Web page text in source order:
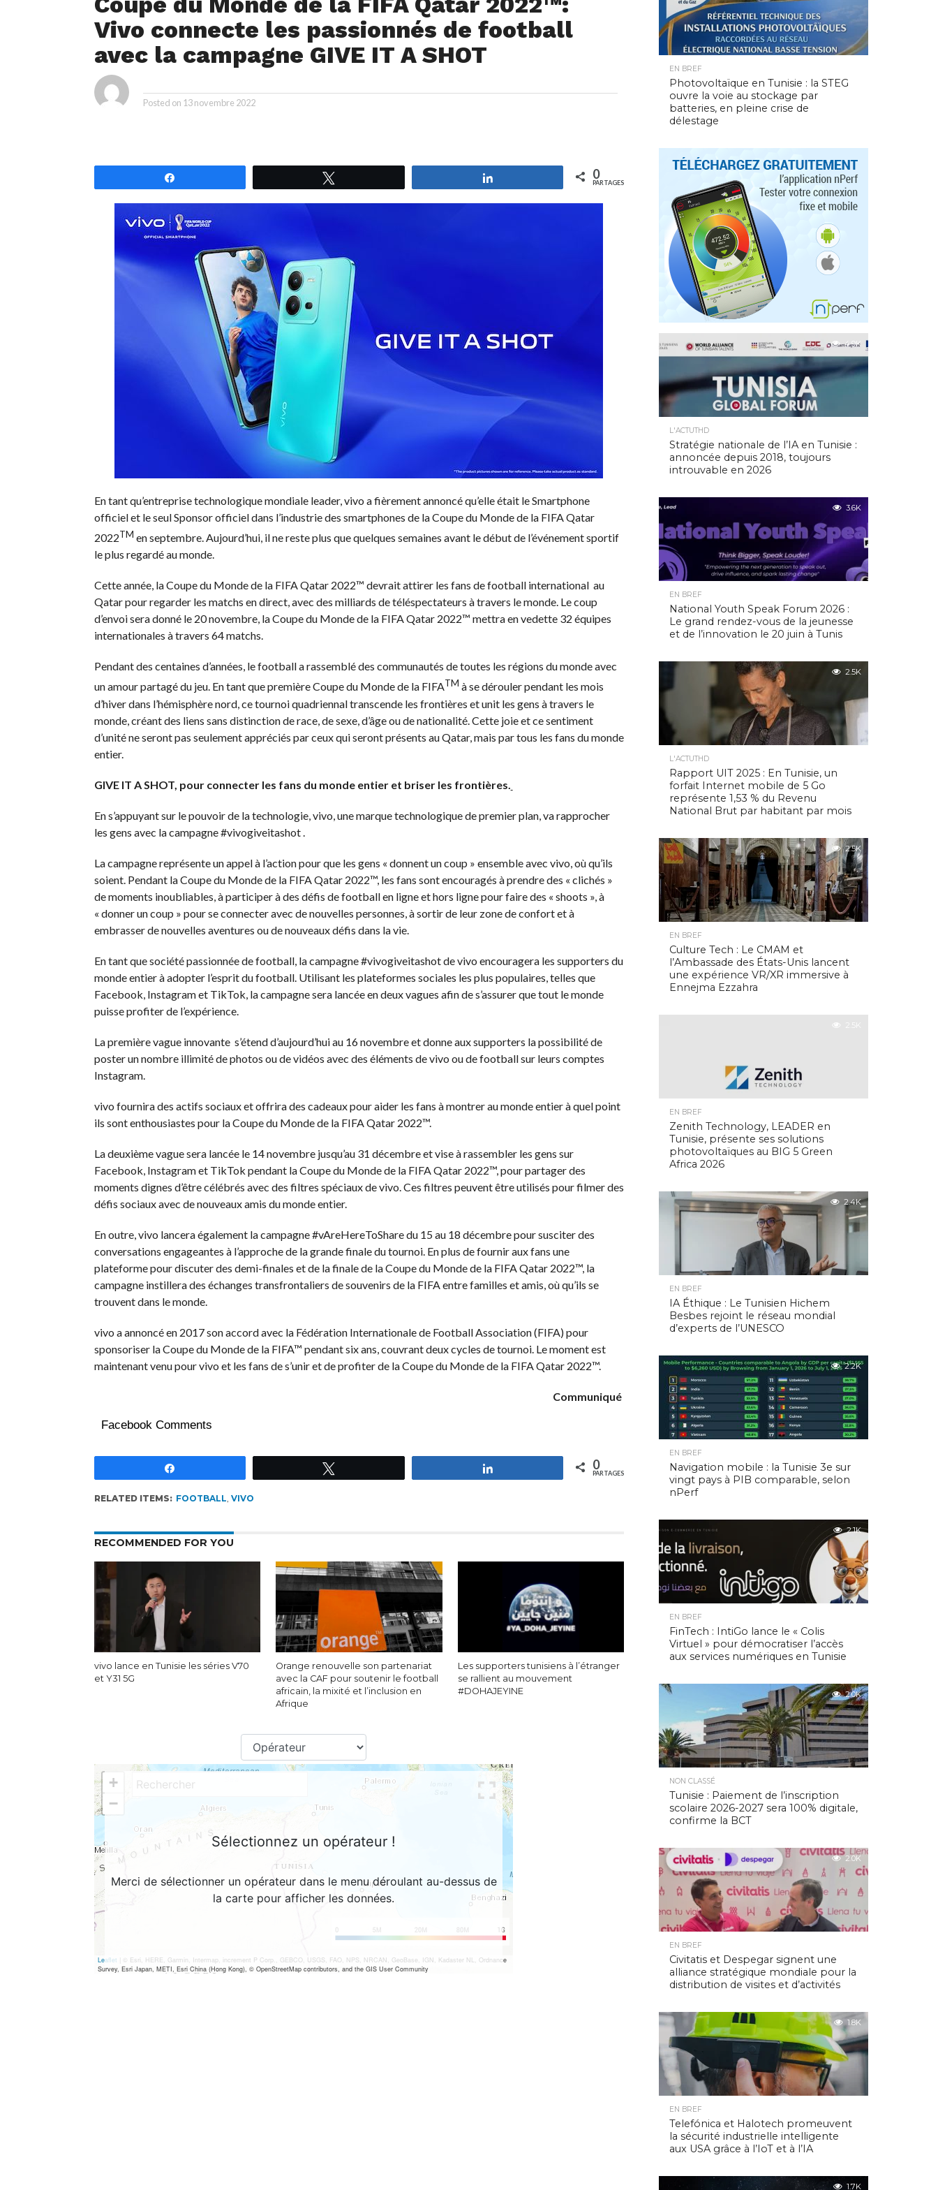
Vivo connecte les passionnés de football
avec la campagne GIVE IT A SHOT
Posted on 13 novembre 2022
0
PARTAGES
En tant qu’entreprise technologique mondiale leader, vivo a fièrement annoncé qu’elle était le Smartphone
officiel et le seul Sponsor officiel dans l’industrie des smartphones de la Coupe du Monde de la FIFA Qatar
2022TM en septembre. Aujourd’hui, il ne reste plus que quelques semaines avant le début de l’événement sportif
le plus regardé au monde.
Cette année, la Coupe du Monde de la FIFA Qatar 2022™ devrait attirer les fans de football international au
Qatar pour regarder les matchs en direct, avec des milliards de téléspectateurs à travers le monde. Le coup
d’envoi sera donné le 20 novembre, la Coupe du Monde de la FIFA Qatar 2022™ mettra en vedette 32 équipes
internationales à travers 64 matchs.
Pendant des centaines d’années, le football a rassemblé des communautés de toutes les régions du monde avec
un amour partagé du jeu. En tant que première Coupe du Monde de la FIFATM à se dérouler pendant les mois
d’hiver dans l’hémisphère nord, ce tournoi quadriennal transcende les frontières et unit les gens à travers le
monde, créant des liens sans distinction de race, de sexe, d’âge ou de nationalité. Cette joie et ce sentiment
d’unité ne seront pas seulement appréciés par ceux qui seront présents au Qatar, mais par tous les fans du monde
entier.
GIVE IT A SHOT, pour connecter les fans du monde entier et briser les frontières.
En s’appuyant sur le pouvoir de la technologie, vivo, une marque technologique de premier plan, va rapprocher
les gens avec la campagne #vivogiveitashot .
La campagne représente un appel à l’action pour que les gens « donnent un coup » ensemble avec vivo, où qu’ils
soient. Pendant la Coupe du Monde de la FIFA Qatar 2022™, les fans sont encouragés à prendre des « clichés »
de moments inoubliables, à participer à des défis de football en ligne et hors ligne pour faire des « shoots », à
« donner un coup » pour se connecter avec de nouvelles personnes, à sortir de leur zone de confort et à
embrasser de nouvelles aventures ou de nouveaux défis dans la vie.
En tant que société passionnée de football, la campagne #vivogiveitashot de vivo encouragera les supporters du
monde entier à adopter l’esprit du football. Utilisant les plateformes sociales les plus populaires, telles que
Facebook, Instagram et TikTok, la campagne sera lancée en deux vagues afin de s’assurer que tout le monde
puisse profiter de l’expérience.
La première vague innovante s’étend d’aujourd’hui au 16 novembre et donne aux supporters la possibilité de
poster un nombre illimité de photos ou de vidéos avec des éléments de vivo ou de football sur leurs comptes
Instagram.
vivo fournira des actifs sociaux et offrira des cadeaux pour aider les fans à montrer au monde entier à quel point
ils sont enthousiastes pour la Coupe du Monde de la FIFA Qatar 2022™.
La deuxième vague sera lancée le 14 novembre jusqu’au 31 décembre et vise à rassembler les gens sur
Facebook, Instagram et TikTok pendant la Coupe du Monde de la FIFA Qatar 2022™, pour partager des
moments dignes d’être célébrés avec des filtres spéciaux de vivo. Ces filtres peuvent être utilisés pour filmer des
défis sociaux avec de nouveaux amis du monde entier.
En outre, vivo lancera également la campagne #vAreHereToShare du 15 au 18 décembre pour susciter des
conversations engageantes à l’approche de la grande finale du tournoi. En plus de fournir aux fans une
plateforme pour discuter des demi-finales et de la finale de la Coupe du Monde de la FIFA Qatar 2022™, la
campagne instillera des échanges transfrontaliers de souvenirs de la FIFA entre familles et amis, où qu’ils se
trouvent dans le monde.
vivo a annoncé en 2017 son accord avec la Fédération Internationale de Football Association (FIFA) pour
sponsoriser la Coupe du Monde de la FIFA™ pendant six ans, couvrant deux cycles de tournoi. Le moment est
maintenant venu pour vivo et les fans de s’unir et de profiter de la Coupe du Monde de la FIFA Qatar 2022™.
Communiqué
Facebook Comments
0
PARTAGES
RELATED ITEMS: FOOTBALL VIVO
RECOMMENDED FOR YOU
vivo lance en Tunisie les séries V70
et Y31 5G
Orange renouvelle son partenariat
avec la CAF pour soutenir le football
africain, la mixité et l’inclusion en
Afrique
Les supporters tunisiens à l’étranger
se rallient au mouvement
#DOHAJEYINE
EN BREF
Photovoltaïque en Tunisie : la STEG
ouvre la voie au stockage par
batteries, en pleine crise de
délestage
4.9K
L'ACTUTHD
Stratégie nationale de l’IA en Tunisie :
annoncée depuis 2018, toujours
introuvable en 2026
3.6K
EN BREF
National Youth Speak Forum 2026 :
Le grand rendez-vous de la jeunesse
et de l’innovation le 20 juin à Tunis
2.5K
L'ACTUTHD
Rapport UIT 2025 : En Tunisie, un
forfait Internet mobile de 5 Go
représente 1,53 % du Revenu
National Brut par habitant par mois
2.5K
EN BREF
Culture Tech : Le CMAM et
l’Ambassade des États-Unis lancent
une expérience VR/XR immersive à
Ennejma Ezzahra
2.5K
EN BREF
Zenith Technology, LEADER en
Tunisie, présente ses solutions
photovoltaïques au BIG 5 Green
Africa 2026
2.4K
EN BREF
IA Éthique : Le Tunisien Hichem
Besbes rejoint le réseau mondial
d’experts de l’UNESCO
2.2K
EN BREF
Navigation mobile : la Tunisie 3e sur
vingt pays à PIB comparable, selon
nPerf
2.1K
EN BREF
FinTech : IntiGo lance le « Colis
Virtuel » pour démocratiser l’accès
aux services numériques en Tunisie
2.0K
NON CLASSÉ
Tunisie : Paiement de l’inscription
scolaire 2026-2027 sera 100% digitale,
confirme la BCT
2.0K
EN BREF
Civitatis et Despegar signent une
alliance stratégique mondiale pour la
distribution de visites et d’activités
1.8K
EN BREF
Telefónica et Halotech promeuvent
la sécurité industrielle intelligente
aux USA grâce à l’IoT et à l’IA
1.7K